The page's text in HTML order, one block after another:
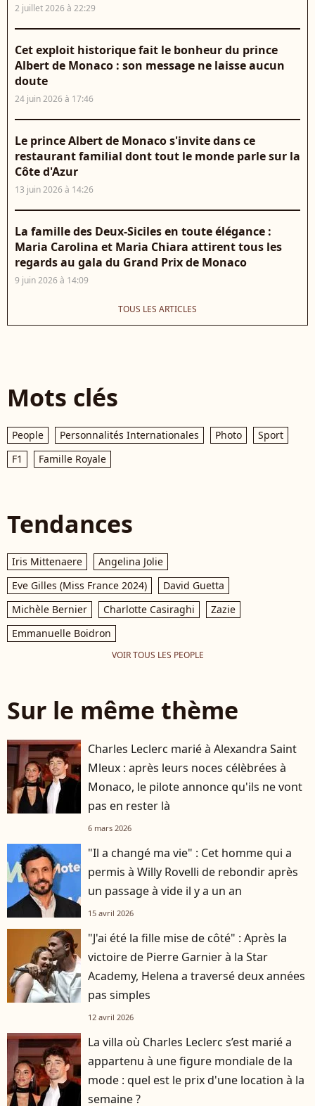
2 juillet 2026 à 22:29
Cet exploit historique fait le bonheur du prince
Albert de Monaco : son message ne laisse aucun
doute
24 juin 2026 à 17:46
Le prince Albert de Monaco s'invite dans ce
restaurant familial dont tout le monde parle sur la
Côte d'Azur
13 juin 2026 à 14:26
La famille des Deux-Siciles en toute élégance :
Maria Carolina et Maria Chiara attirent tous les
regards au gala du Grand Prix de Monaco
9 juin 2026 à 14:09
TOUS LES ARTICLES
Mots clés
People Personnalités Internationales Photo
Sport
F1
Famille Royale
Tendances
Iris Mittenaere
Angelina Jolie
Eve Gilles (Miss France 2024)
David Guetta
Michèle Bernier
Charlotte Casiraghi
Zazie
Emmanuelle Boidron
VOIR TOUS LES PEOPLE
Sur le même thème
Charles Leclerc marié à Alexandra Saint
Mleux : après leurs noces célèbrées à
Monaco, le pilote annonce qu'ils ne vont
pas en rester là
6 mars 2026
"Il a changé ma vie" : Cet homme qui a
permis à Willy Rovelli de rebondir après
un passage à vide il y a un an
15 avril 2026
"J'ai été la fille mise de côté" : Après la
victoire de Pierre Garnier à la Star
Academy, Helena a traversé deux années
pas simples
12 avril 2026
La villa où Charles Leclerc s’est marié a
appartenu à une figure mondiale de la
mode : quel est le prix d'une location à la
semaine ?